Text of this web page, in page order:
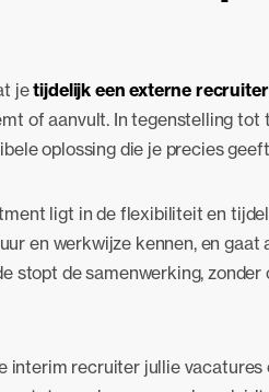
jetijdelijk een externe recruiter
of aanvult. In tegenstelling
oplossing die je precies
ligt in de flexibiliteit en
en werkwijze kennen, en gaat
stopt de samenwerking,
interim recruiter jullie